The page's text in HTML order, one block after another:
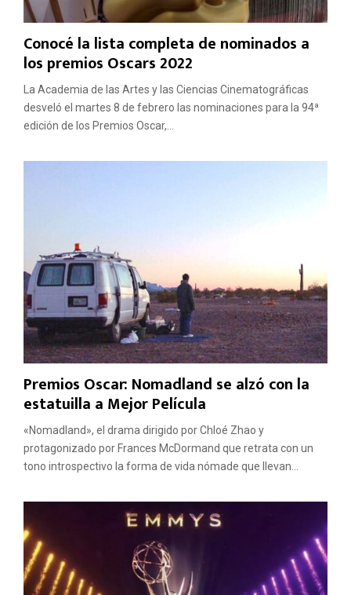
Conocé la lista completa de nominados a
los premios Oscars 2022
La Academia de las Artes y las Ciencias Cinematográficas
desveló el martes 8 de febrero las nominaciones para la 94ª
edición de los Premios Oscar,...
Premios Oscar: Nomadland se alzó con la
estatuilla a Mejor Película
«Nomadland», el drama dirigido por Chloé Zhao y
protagonizado por Frances McDormand que retrata con un
tono introspectivo la forma de vida nómade que llevan...